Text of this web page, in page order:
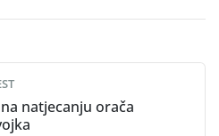
natjecanju orača